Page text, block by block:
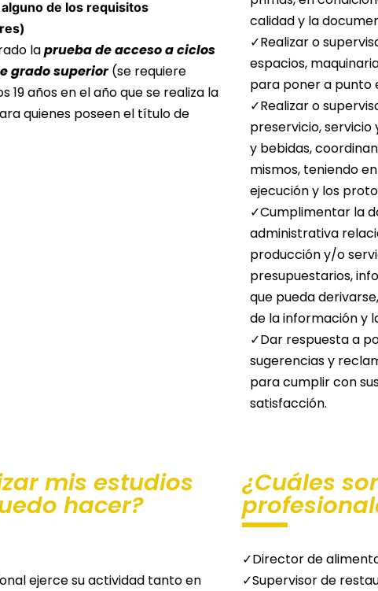
de los requisitos
laprueba de acceso a ciclos
grado superior (se requiere
19 años en el año que se realiza la
quienes poseen el título de
calidad y la
✓Realizar o
espacios,
para poner a punto
✓Realizar o
preservicio,
y bebidas,
mismos, teniendo
ejecución y los
✓Cumplimentar la
administrativa
producción y/o
presupuestarios,
que pueda
de la información y
✓Dar respuesta a
sugerencias y
para cumplir con
satisfacción.
mis estudios
hacer?
ejerce su actividad tanto en
¿Cuáles
✓Director de
✓Supervisor de